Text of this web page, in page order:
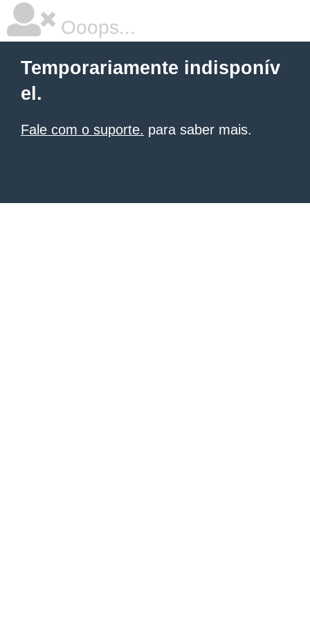
Ooops...
Temporariamente indisponív
el.
Fale com o suporte. para saber mais.